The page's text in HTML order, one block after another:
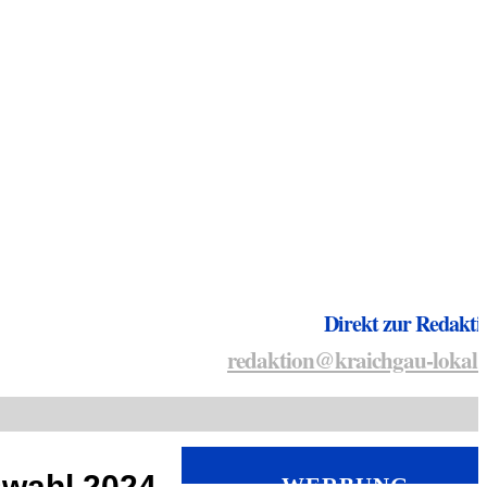
Direkt zur
redaktion@kraichgau-